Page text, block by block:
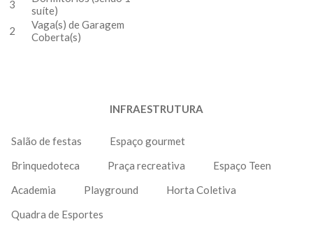
3
suíte)
2
Vaga(s) de Garagem
Coberta(s)
INFRAESTRUTURA
Salão de festas
Espaço gourmet
Brinquedoteca
Praça recreativa
Espaço Teen
Academia
Playground
Horta Coletiva
Quadra de Esportes